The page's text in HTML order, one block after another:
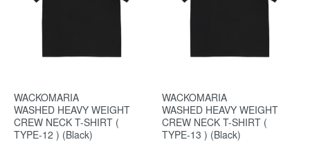
WACKOMARIA
WASHED HEAVY WEIGHT
CREW NECK T-SHIRT (
TYPE-12 ) (Black)
WACKOMARIA
WASHED HEAVY WEIGHT
CREW NECK T-SHIRT (
TYPE-13 ) (Black)